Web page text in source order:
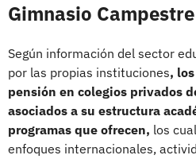
Gimnasio
Según información del sector
por las propias instituciones,
pensión en colegios privados
asociados a su estructura
programas que ofrecen, los
enfoques internacionales,